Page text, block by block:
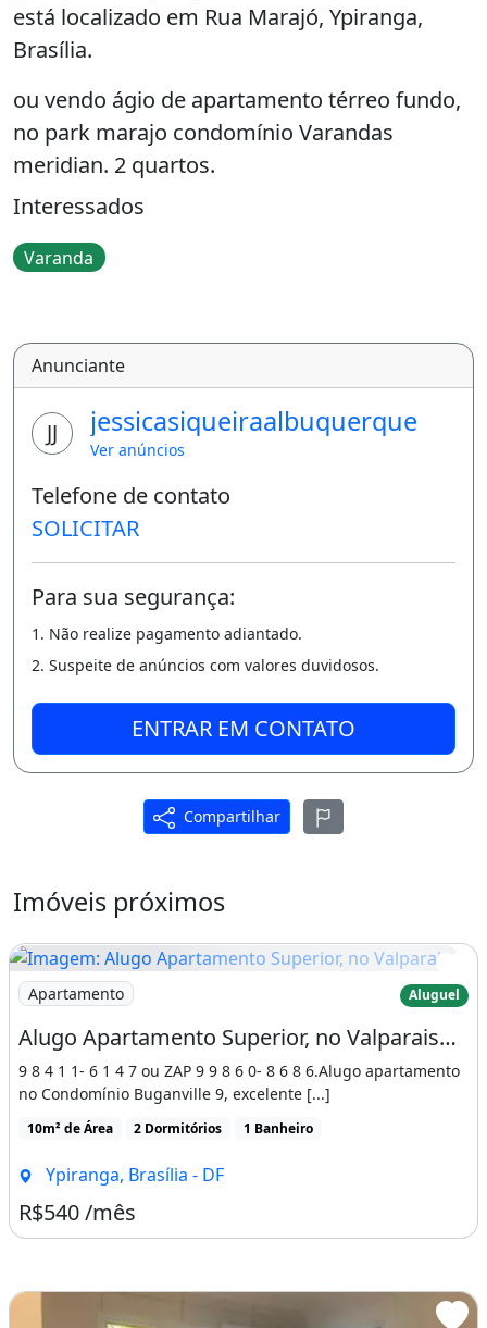
está localizado em Rua Marajó, Ypiranga,
Brasília.
ou vendo ágio de apartamento térreo fundo,
no park marajo condomínio Varandas
meridian. 2 quartos.
Interessados
Varanda
Anunciante
JJ jessicasiqueiraalbuquerque
Ver anúncios
Telefone de contato
SOLICITAR
Para sua segurança:
1. Não realize pagamento adiantado.
2. Suspeite de anúncios com valores duvidosos.
ENTRAR EM CONTATO
Compartilhar
Imóveis próximos
Imagem: Alugo Apartamento Superior, no Valparaiso
Apartamento Aluguel
Alugo Apartamento Superior, no Valparaiso Perto do Ultrabox, no Ypiranga
9 8 4 1 1- 6 1 4 7 ou ZAP 9 9 8 6 0- 8 6 8 6.Alugo apartamento
no Condomínio Buganville 9, excelente [...]
10m² de Área 2 Dormitórios 1 Banheiro
Ypiranga, Brasília - DF
R$540 /mês